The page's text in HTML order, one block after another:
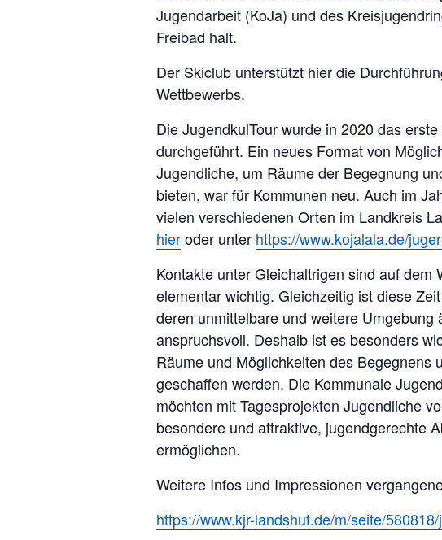
Jugendarbeit (KoJa) und des
Freibad halt.
Der Skiclub unterstützt hier die
Wettbewerbs.
Die JugendkulTour wurde in 2020 das
durchgeführt. Ein neues Format von
Jugendliche, um Räume der Begegnung
bieten, war für Kommunen neu. Auch im
vielen verschiedenen Orten im Landkreis
hieroder unter https://www.kojalala.de/
Kontakte unter Gleichaltrigen sind auf dem
elementar wichtig. Gleichzeitig ist diese
deren unmittelbare und weitere Umgebung
anspruchsvoll. Deshalb ist es besonders
Räume und Möglichkeiten des Begegnens
geschaffen werden. Die Kommunale
möchten mit Tagesprojekten Jugendliche
besondere und attraktive, jugendgerechte
ermöglichen.
Weitere Infos und Impressionen
https://www.kjr-landshut.de/m/seite/